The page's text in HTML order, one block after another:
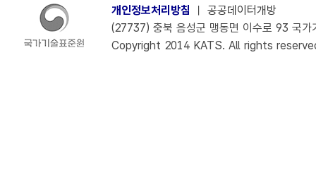
개인정보처리방침 ㅣ 공공데이터개방
(27737) 충북 음성군 맹동면 이수로 93 국
Copyright 2014 KATS. All rights